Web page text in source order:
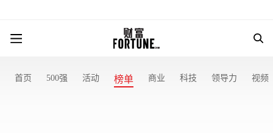
首页 500强 活动 榜单 商业 科技 领导力 视频